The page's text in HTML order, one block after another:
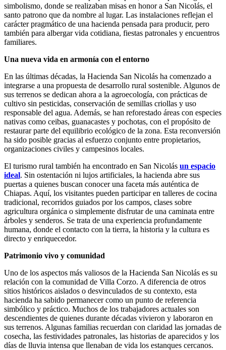
simbolismo, donde se realizaban misas en honor a San Nicolás, el
santo patrono que da nombre al lugar. Las instalaciones reflejan el
carácter pragmático de una hacienda pensada para producir, pero
también para albergar vida cotidiana, fiestas patronales y encuentros
familiares.
Una nueva vida en armonía con el entorno
En las últimas décadas, la Hacienda San Nicolás ha comenzado a
integrarse a una propuesta de desarrollo rural sostenible. Algunos de
sus terrenos se dedican ahora a la agroecología, con prácticas de
cultivo sin pesticidas, conservación de semillas criollas y uso
responsable del agua. Además, se han reforestado áreas con especies
nativas como ceibas, guanacastes y pochotas, con el propósito de
restaurar parte del equilibrio ecológico de la zona. Esta reconversión
ha sido posible gracias al esfuerzo conjunto entre propietarios,
organizaciones civiles y campesinos locales.
El turismo rural también ha encontrado en San Nicolás un espacio
ideal. Sin ostentación ni lujos artificiales, la hacienda abre sus
puertas a quienes buscan conocer una faceta más auténtica de
Chiapas. Aquí, los visitantes pueden participar en talleres de cocina
tradicional, recorridos guiados por los campos, clases sobre
agricultura orgánica o simplemente disfrutar de una caminata entre
árboles y senderos. Se trata de una experiencia profundamente
humana, donde el contacto con la tierra, la historia y la cultura es
directo y enriquecedor.
Patrimonio vivo y comunidad
Uno de los aspectos más valiosos de la Hacienda San Nicolás es su
relación con la comunidad de Villa Corzo. A diferencia de otros
sitios históricos aislados o desvinculados de su contexto, esta
hacienda ha sabido permanecer como un punto de referencia
simbólico y práctico. Muchos de los trabajadores actuales son
descendientes de quienes durante décadas vivieron y laboraron en
sus terrenos. Algunas familias recuerdan con claridad las jornadas de
cosecha, las festividades patronales, las historias de aparecidos y los
días de lluvia intensa que llenaban de vida los estanques cercanos.